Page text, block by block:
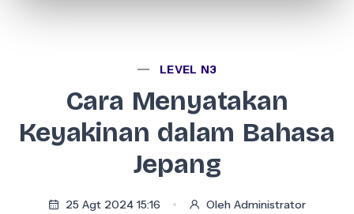
LEVEL N3
Cara Menyatakan
Keyakinan dalam Bahasa
Jepang
25 Agt 2024 15:16
Oleh Administrator